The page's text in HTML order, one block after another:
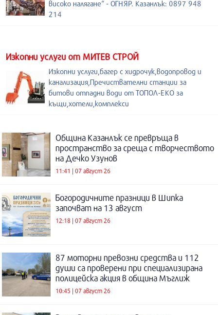
високо налягане“ - ОГНЯР. Казанлък: 0897 948
214
Изкопни услуги от МИТЕВ СТРОЙ
Изкопни услуги,багер с хидрочук,водопровод и
канализация,Пречиствателни станции за
битови отпадни води от ТОПОЛ-ЕКО за
къщи,хотели,комплекси
Община Казанлък се превръща в
пространство за среща с творчеството
на Дечко Узунов
11:41 | 07 август 26
Богородичните празници в Шипка
започват на 13 август
12:18 | 07 август 26
87 моторни превозни средства и 112
души са проверени при специализирана
полицейска акция в община Мъглиж
10:45 | 07 август 26